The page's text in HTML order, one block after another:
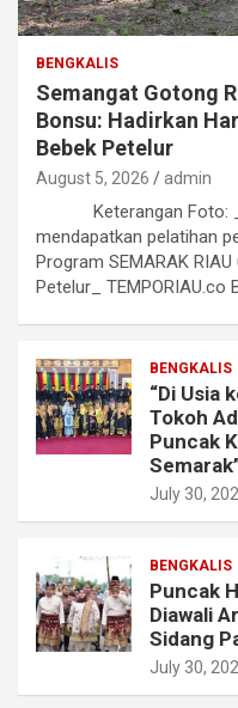
BENGKALIS
Semangat Gotong
Bonsu: Hadirkan
Bebek Petelur
August 5, 2026 admin
Keterangan Foto:
mendapatkan pelatihan
Program SEMARAK
Petelur_ TEMPORIAU.co
BENGKALIS
“Di Usia
Tokoh
Puncak
July 30,
BENGKALIS
Puncak
Diawali
Sidang
July 30,